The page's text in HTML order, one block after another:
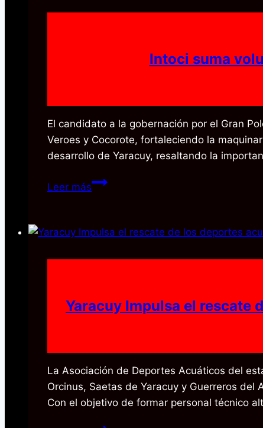
recorrido
Semana
Santa
Intoci suma
El candidato a la gobernación por el Gran
Veroes y Cocorote, fortaleciendo la
desarrollo de Yaracuy, resaltando la
Leer másIntoci
del
Popular
Veroes
Yaracuy Impulsa el rescate
La Asociación de Deportes Acuáticos del
Orcinus, Saetas de Yaracuy y Guerreros
Con el objetivo de formar personal técnico